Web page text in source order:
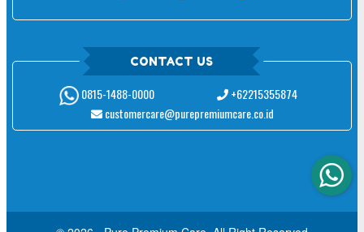
CONTACT US
0815-1488-0000
+62215355874
customercare@purepremiumcare.co.id